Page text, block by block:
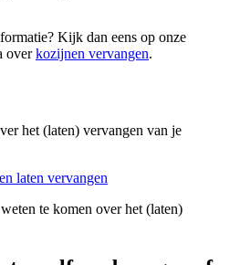
Kijk dan eens op onze
overkozijnen vervangen.
het (laten) vervangen van je
laten vervangen
te komen over het (laten)